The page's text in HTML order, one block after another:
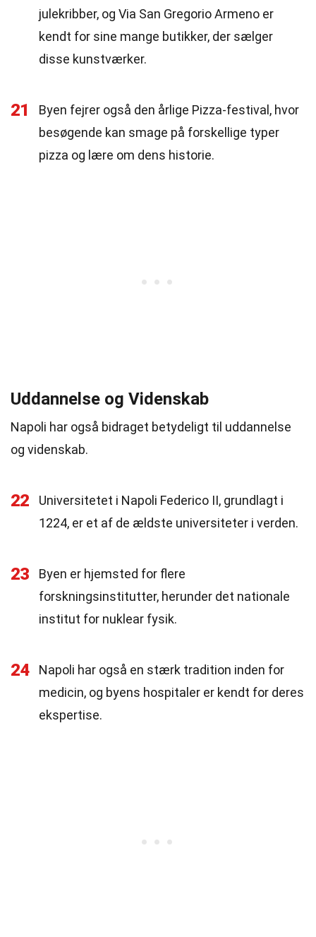
julekribber, og Via San Gregorio Armeno er
kendt for sine mange butikker, der sælger
disse kunstværker.
21
Byen fejrer også den årlige Pizza-festival, hvor
besøgende kan smage på forskellige typer
pizza og lære om dens historie.
Uddannelse og Videnskab
Napoli har også bidraget betydeligt til uddannelse
og videnskab.
22
Universitetet i Napoli Federico II, grundlagt i
1224, er et af de ældste universiteter i verden.
23
Byen er hjemsted for flere
forskningsinstitutter, herunder det nationale
institut for nuklear fysik.
24
Napoli har også en stærk tradition inden for
medicin, og byens hospitaler er kendt for deres
ekspertise.